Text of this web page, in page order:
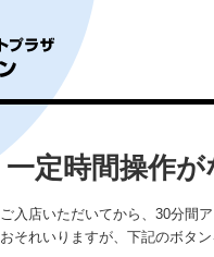
一定時間操作
ご入店いただいてから、30分間
おそれいりますが、下記のボタ